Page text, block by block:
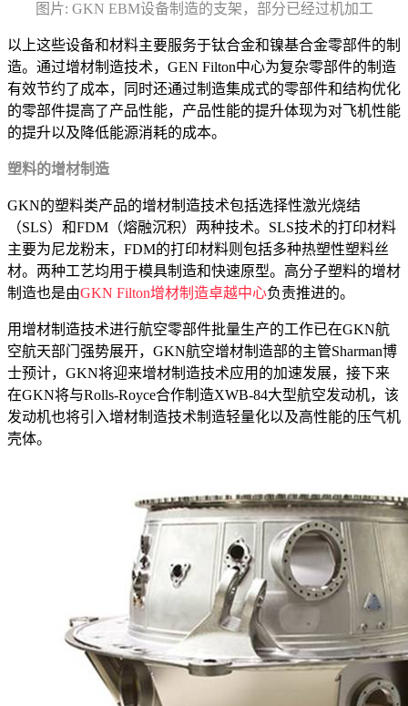
图片: GKN EBM设备制造的支架，部分已经过机加工
以上这些设备和材料主要服务于钛合金和镍基合金零部件的制
造。通过增材制造技术，GEN Filton中心为复杂零部件的制造
有效节约了成本，同时还通过制造集成式的零部件和结构优化
的零部件提高了产品性能，产品性能的提升体现为对飞机性能
的提升以及降低能源消耗的成本。
塑料的增材制造
GKN的塑料类产品的增材制造技术包括选择性激光烧结
（SLS）和FDM（熔融沉积）两种技术。SLS技术的打印材料
主要为尼龙粉末，FDM的打印材料则包括多种热塑性塑料丝
材。两种工艺均用于模具制造和快速原型。高分子塑料的增材
制造也是由GKN Filton增材制造卓越中心负责推进的。
用增材制造技术进行航空零部件批量生产的工作已在GKN航
空航天部门强势展开，GKN航空增材制造部的主管Sharman博
士预计，GKN将迎来增材制造技术应用的加速发展，接下来
在GKN将与Rolls-Royce合作制造XWB-84大型航空发动机，该
发动机也将引入增材制造技术制造轻量化以及高性能的压气机
壳体。